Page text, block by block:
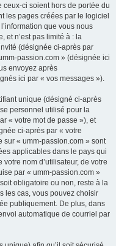
ci soient hors de portée du
les pages créées par le logiciel
que vous nous
et n’est pas limité à : la
(désignée ci-après par
passion.com » (désignée ici
envoyez après
ici par « vos messages »).
unique (désigné ci-après
personnel utilisé pour la
« votre mot de passe »), et
ci-après par « votre
sur « umm-passion.com » sont
applicables dans le pays qui
nom d’utilisateur, de votre
par « umm-passion.com »
obligatoire ou non, reste à la
les cas, vous pouvez choisir
publiquement. De plus, dans
automatique de courriel par